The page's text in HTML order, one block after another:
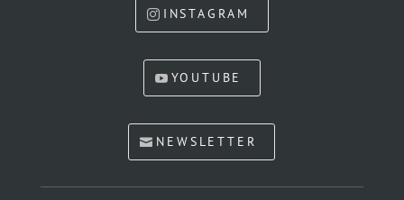
INSTAGRAM
YOUTUBE
NEWSLETTER